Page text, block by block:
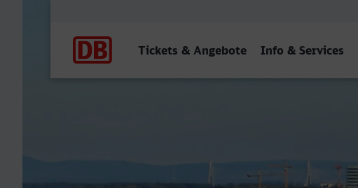
Tickets & Angebote Info & Services